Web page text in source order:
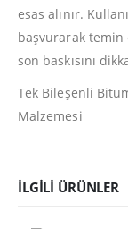
esas alınır.
başvurarak
son baskısını
Tek Bileşenli
Malzemesi
İLGILI ÜRÜNLER